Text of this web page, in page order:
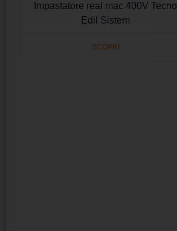
Impastatore real mac 400V Tecno
Edil Sistem
SCOPRI